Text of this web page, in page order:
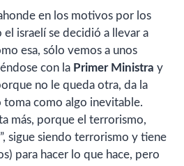
en los motivos por los
israelí se decidió a llevar a
esa, sólo vemos a unos
con la Primer Ministra y
no le queda otra, da la
toma como algo inevitable.
más, porque el terrorismo,
sigue siendo terrorismo y tiene
para hacer lo que hace, pero